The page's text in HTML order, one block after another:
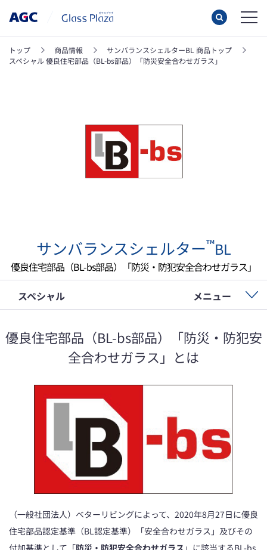
トップ 商品情報
サンバランスシェルターBL 商品トップ
スペシャル 優良住宅部品（BL-bs部品）「防災安全合わせガラス」
サンバランスシェルター™BL
優良住宅部品（BL-bs部品）「防災・防犯安全合わせガラス」
スペシャル メニュー
優良住宅部品（BL-bs部品）「防災・防犯安
全合わせガラス」とは
（一般社団法人）ベターリビングによって、2020年8月27日に優良
住宅部品認定基準（BL認定基準）「安全合わせガラス」及びその
付加基準として「防災・防犯安全合わせガラス 」に該当するBL-bs